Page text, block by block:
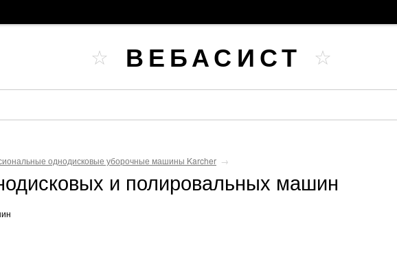
ВЕБАСИСТ
однодисковые уборочные машины Karcher →
и полировальных машин